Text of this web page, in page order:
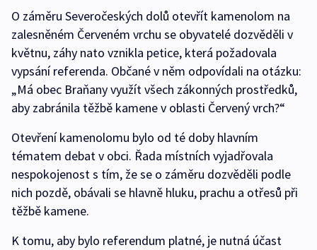
O záměru Severočeských dolů otevřít kamenolom na
zalesněném Červeném vrchu se obyvatelé dozvěděli v
květnu, záhy nato vznikla petice, která požadovala
vypsání referenda. Občané v něm odpovídali na otázku:
„Má obec Braňany využít všech zákonných prostředků,
aby zabránila těžbě kamene v oblasti Červený vrch?“
Otevření kamenolomu bylo od té doby hlavním
tématem debat v obci. Řada místních vyjadřovala
nespokojenost s tím, že se o záměru dozvěděli podle
nich pozdě, obávali se hlavně hluku, prachu a otřesů při
těžbě kamene.
K tomu, aby bylo referendum platné, je nutná účast